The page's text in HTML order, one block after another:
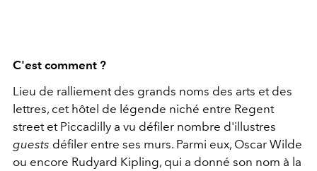
C'est comment ?
Lieu de ralliement des grands noms des arts et des
lettres, cet hôtel de légende niché entre Regent
street et Piccadilly a vu défiler nombre d'illustres
guests défiler entre ses murs. Parmi eux, Oscar Wilde
ou encore Rudyard Kipling, qui a donné son nom à la